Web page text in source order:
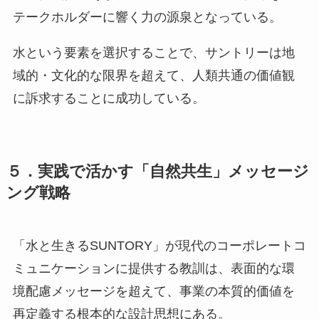
テークホルダーに響く力の源泉となっている。
水という要素を選択することで、サントリーは地
域的・文化的な限界を超えて、人類共通の価値観
に訴求することに成功している。
５．実践で活かす「自然共生」メッセージ
ング戦略
「水と生きるSUNTORY」が現代のコーポレートコ
ミュニケーションに提供する教訓は、表面的な環
境配慮メッセージを超えて、事業の本質的価値を
再定義する根本的な設計思想にある。